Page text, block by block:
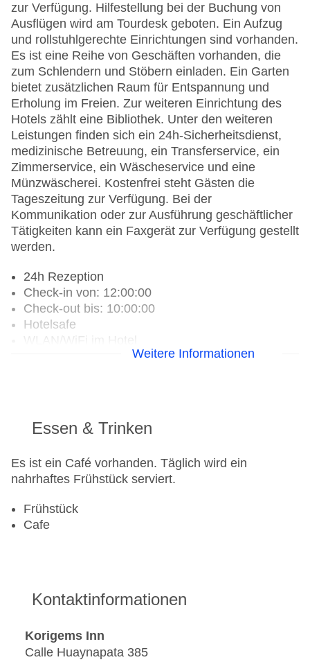
zur Verfügung. Hilfestellung bei der Buchung von
Ausflügen wird am Tourdesk geboten. Ein Aufzug
und rollstuhlgerechte Einrichtungen sind vorhanden.
Es ist eine Reihe von Geschäften vorhanden, die
zum Schlendern und Stöbern einladen. Ein Garten
bietet zusätzlichen Raum für Entspannung und
Erholung im Freien. Zur weiteren Einrichtung des
Hotels zählt eine Bibliothek. Unter den weiteren
Leistungen finden sich ein 24h-Sicherheitsdienst,
medizinische Betreuung, ein Transferservice, ein
Zimmerservice, ein Wäscheservice und eine
Münzwäscherei. Kostenfrei steht Gästen die
Tageszeitung zur Verfügung. Bei der
Kommunikation oder zur Ausführung geschäftlicher
Tätigkeiten kann ein Faxgerät zur Verfügung gestellt
werden.
24h Rezeption
Check-in von: 12:00:00
Check-out bis: 10:00:00
Hotelsafe
Zahlungsarten: American Express, Diners Club,
Mastercard, Visa
Weitere Informationen
Essen & Trinken
Es ist ein Café vorhanden. Täglich wird ein
nahrhaftes Frühstück serviert.
Frühstück
Cafe
Kontaktinformationen
Korigems Inn
Calle Huaynapata 385